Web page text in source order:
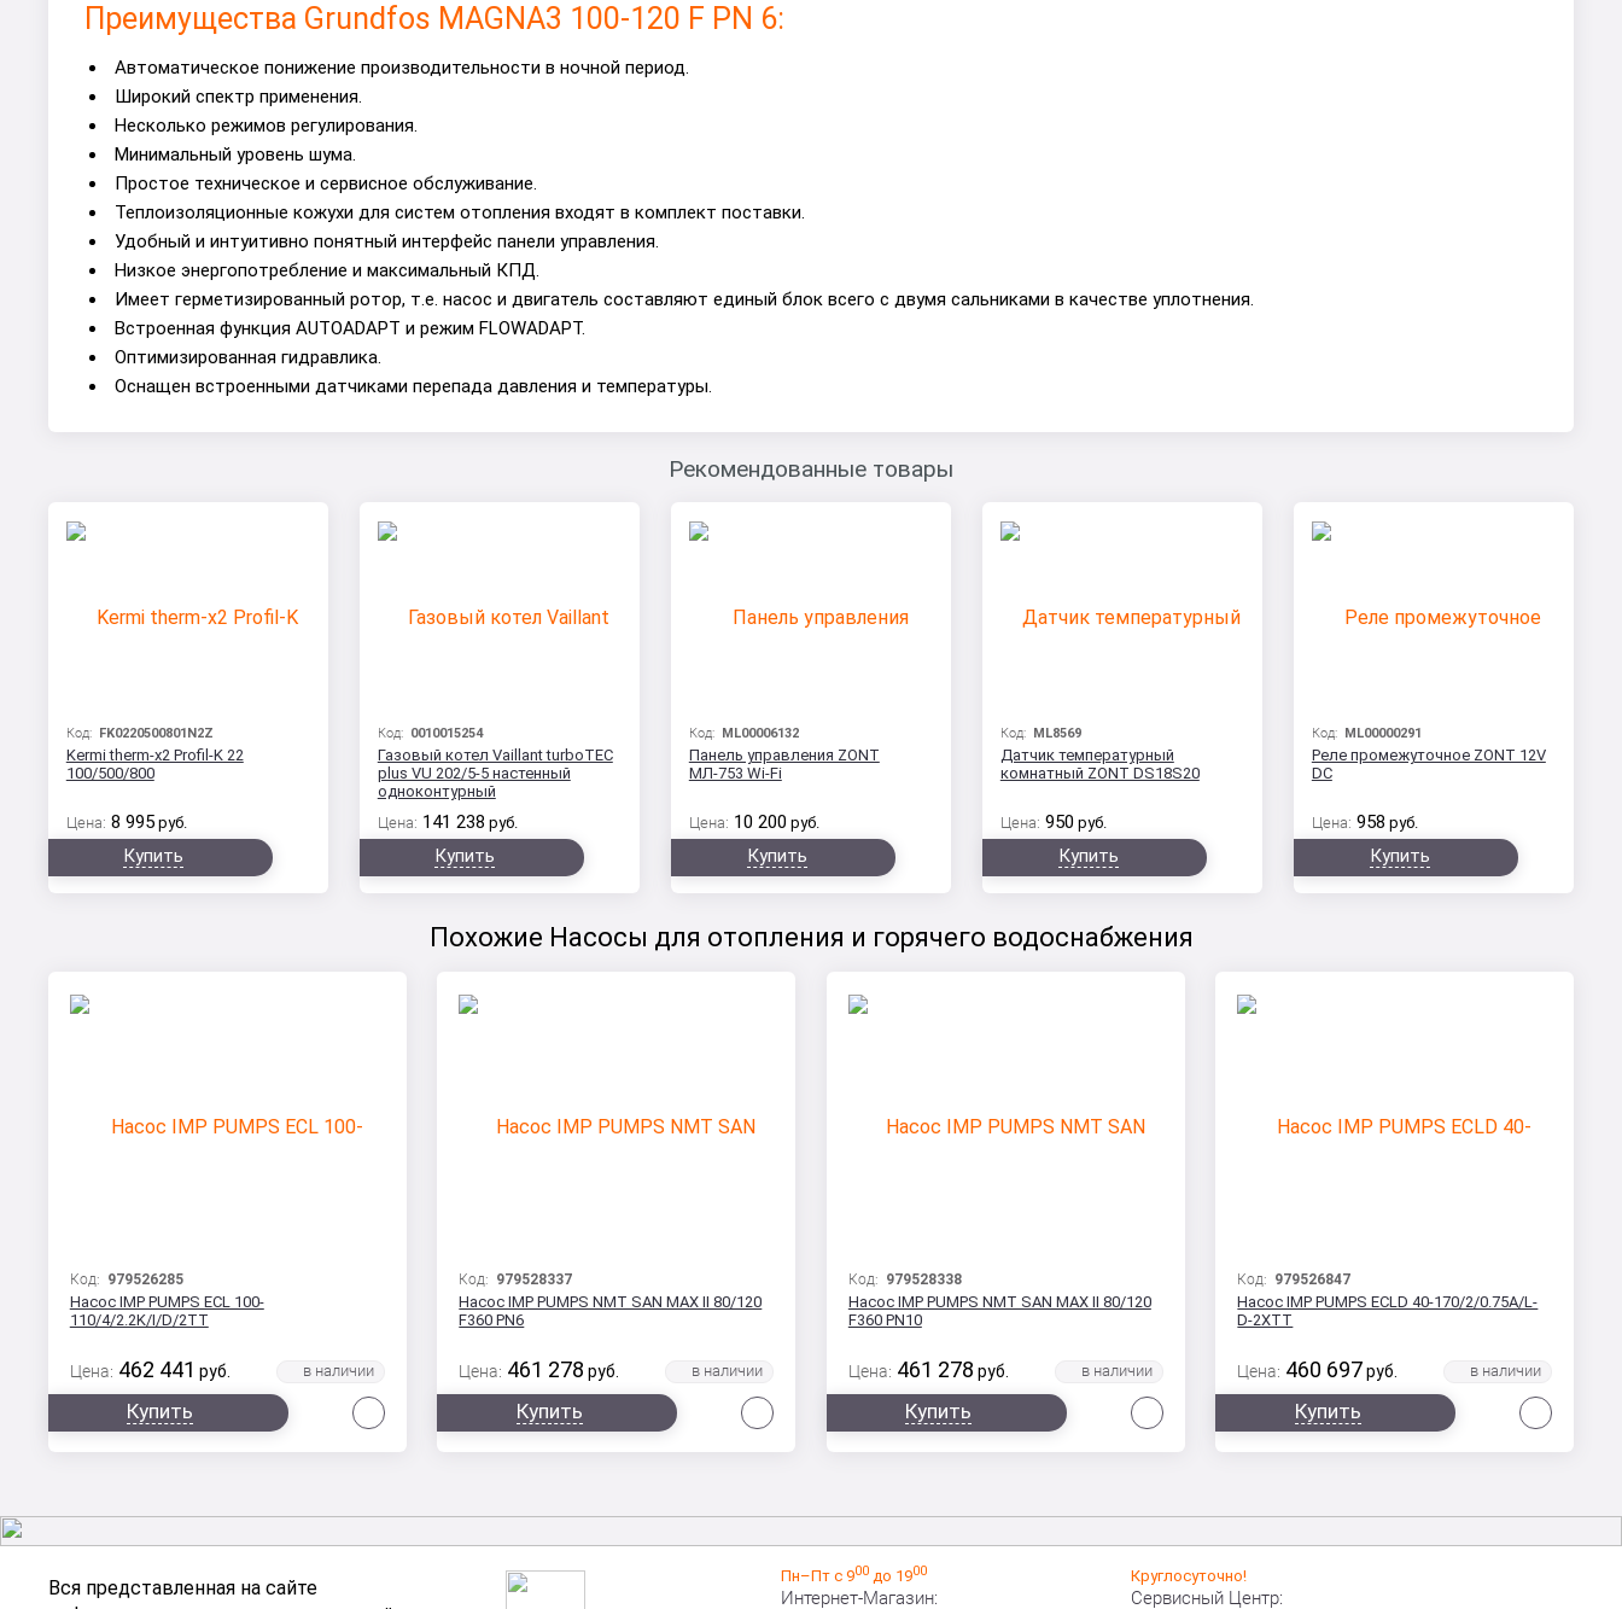
Преимущества Grundfos MAGNA3 100-120 F PN 6:
Автоматическое понижение производительности в ночной период.
Широкий спектр применения.
Несколько режимов регулирования.
Минимальный уровень шума.
Простое техническое и сервисное обслуживание.
Теплоизоляционные кожухи для систем отопления входят в комплект поставки.
Удобный и интуитивно понятный интерфейс панели управления.
Низкое энергопотребление и максимальный КПД.
Имеет герметизированный ротор, т.е. насос и двигатель составляют единый блок всего с двумя сальниками в качестве уплотнения.
Встроенная функция AUTOADAPT и режим FLOWADAPT.
Оптимизированная гидравлика.
Оснащен встроенными датчиками перепада давления и температуры.
Рекомендованные товары
Код: FK0220500801N2Z
Kermi therm-x2 Profil-K 22
100/500/800
Цена: 8 995 руб.
Купить
Код: 0010015254
Газовый котел Vaillant turboTEC
plus VU 202/5-5 настенный
одноконтурный
Цена: 141 238 руб.
Купить
Код: ML00006132
Панель управления ZONT
МЛ-753 Wi-Fi
Цена: 10 200 руб.
Купить
Код: ML8569
Датчик температурный
комнатный ZONT DS18S20
Цена: 950 руб.
Купить
Код: ML00000291
Реле промежуточное ZONT 12V
DC
Цена: 958 руб.
Купить
Похожие Насосы для отопления и горячего водоснабжения
Код: 979526285
Насос IMP PUMPS ECL 100-
110/4/2.2K/I/D/2TT
Цена: 462 441 руб.
Купить
Код: 979528337
Насос IMP PUMPS NMT SAN MAX II 80/120
F360 PN6
Цена: 461 278 руб.
Купить
Код: 979528338
Насос IMP PUMPS NMT SAN MAX II 80/120
F360 PN10
Цена: 461 278 руб.
Купить
Код: 979526847
Насос IMP PUMPS ECLD 40-170/2/0.75A/L-
D-2XTT
Цена: 460 697 руб.
Купить
Вся представленная на сайте
Пн–Пт с 900до 1900
Интернет-Магазин:
Круглосуточно!
Сервисный Центр: